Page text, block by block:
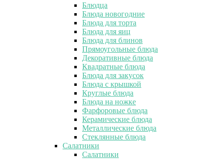
Блюдца
Блюда новогодние
Блюда для торта
Блюда для яиц
Блюда для блинов
Прямоугольные блюда
Декоративные блюда
Квадратные блюда
Блюда для закусок
Блюда с крышкой
Круглые блюда
Блюда на ножке
Фарфоровые блюда
Керамические блюда
Металлические блюда
Стеклянные блюда
Салатники
Салатники